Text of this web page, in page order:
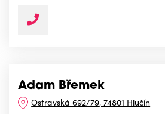
Adam Břemek
Ostravská 692/79, 74801 Hlučín